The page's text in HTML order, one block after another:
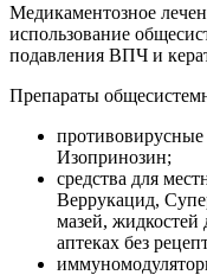
Медикаментозное
использование
подавления ВПЧ и
Препараты
Изопринозин;
средства для
Веррукацид,
мазей,
аптеках без